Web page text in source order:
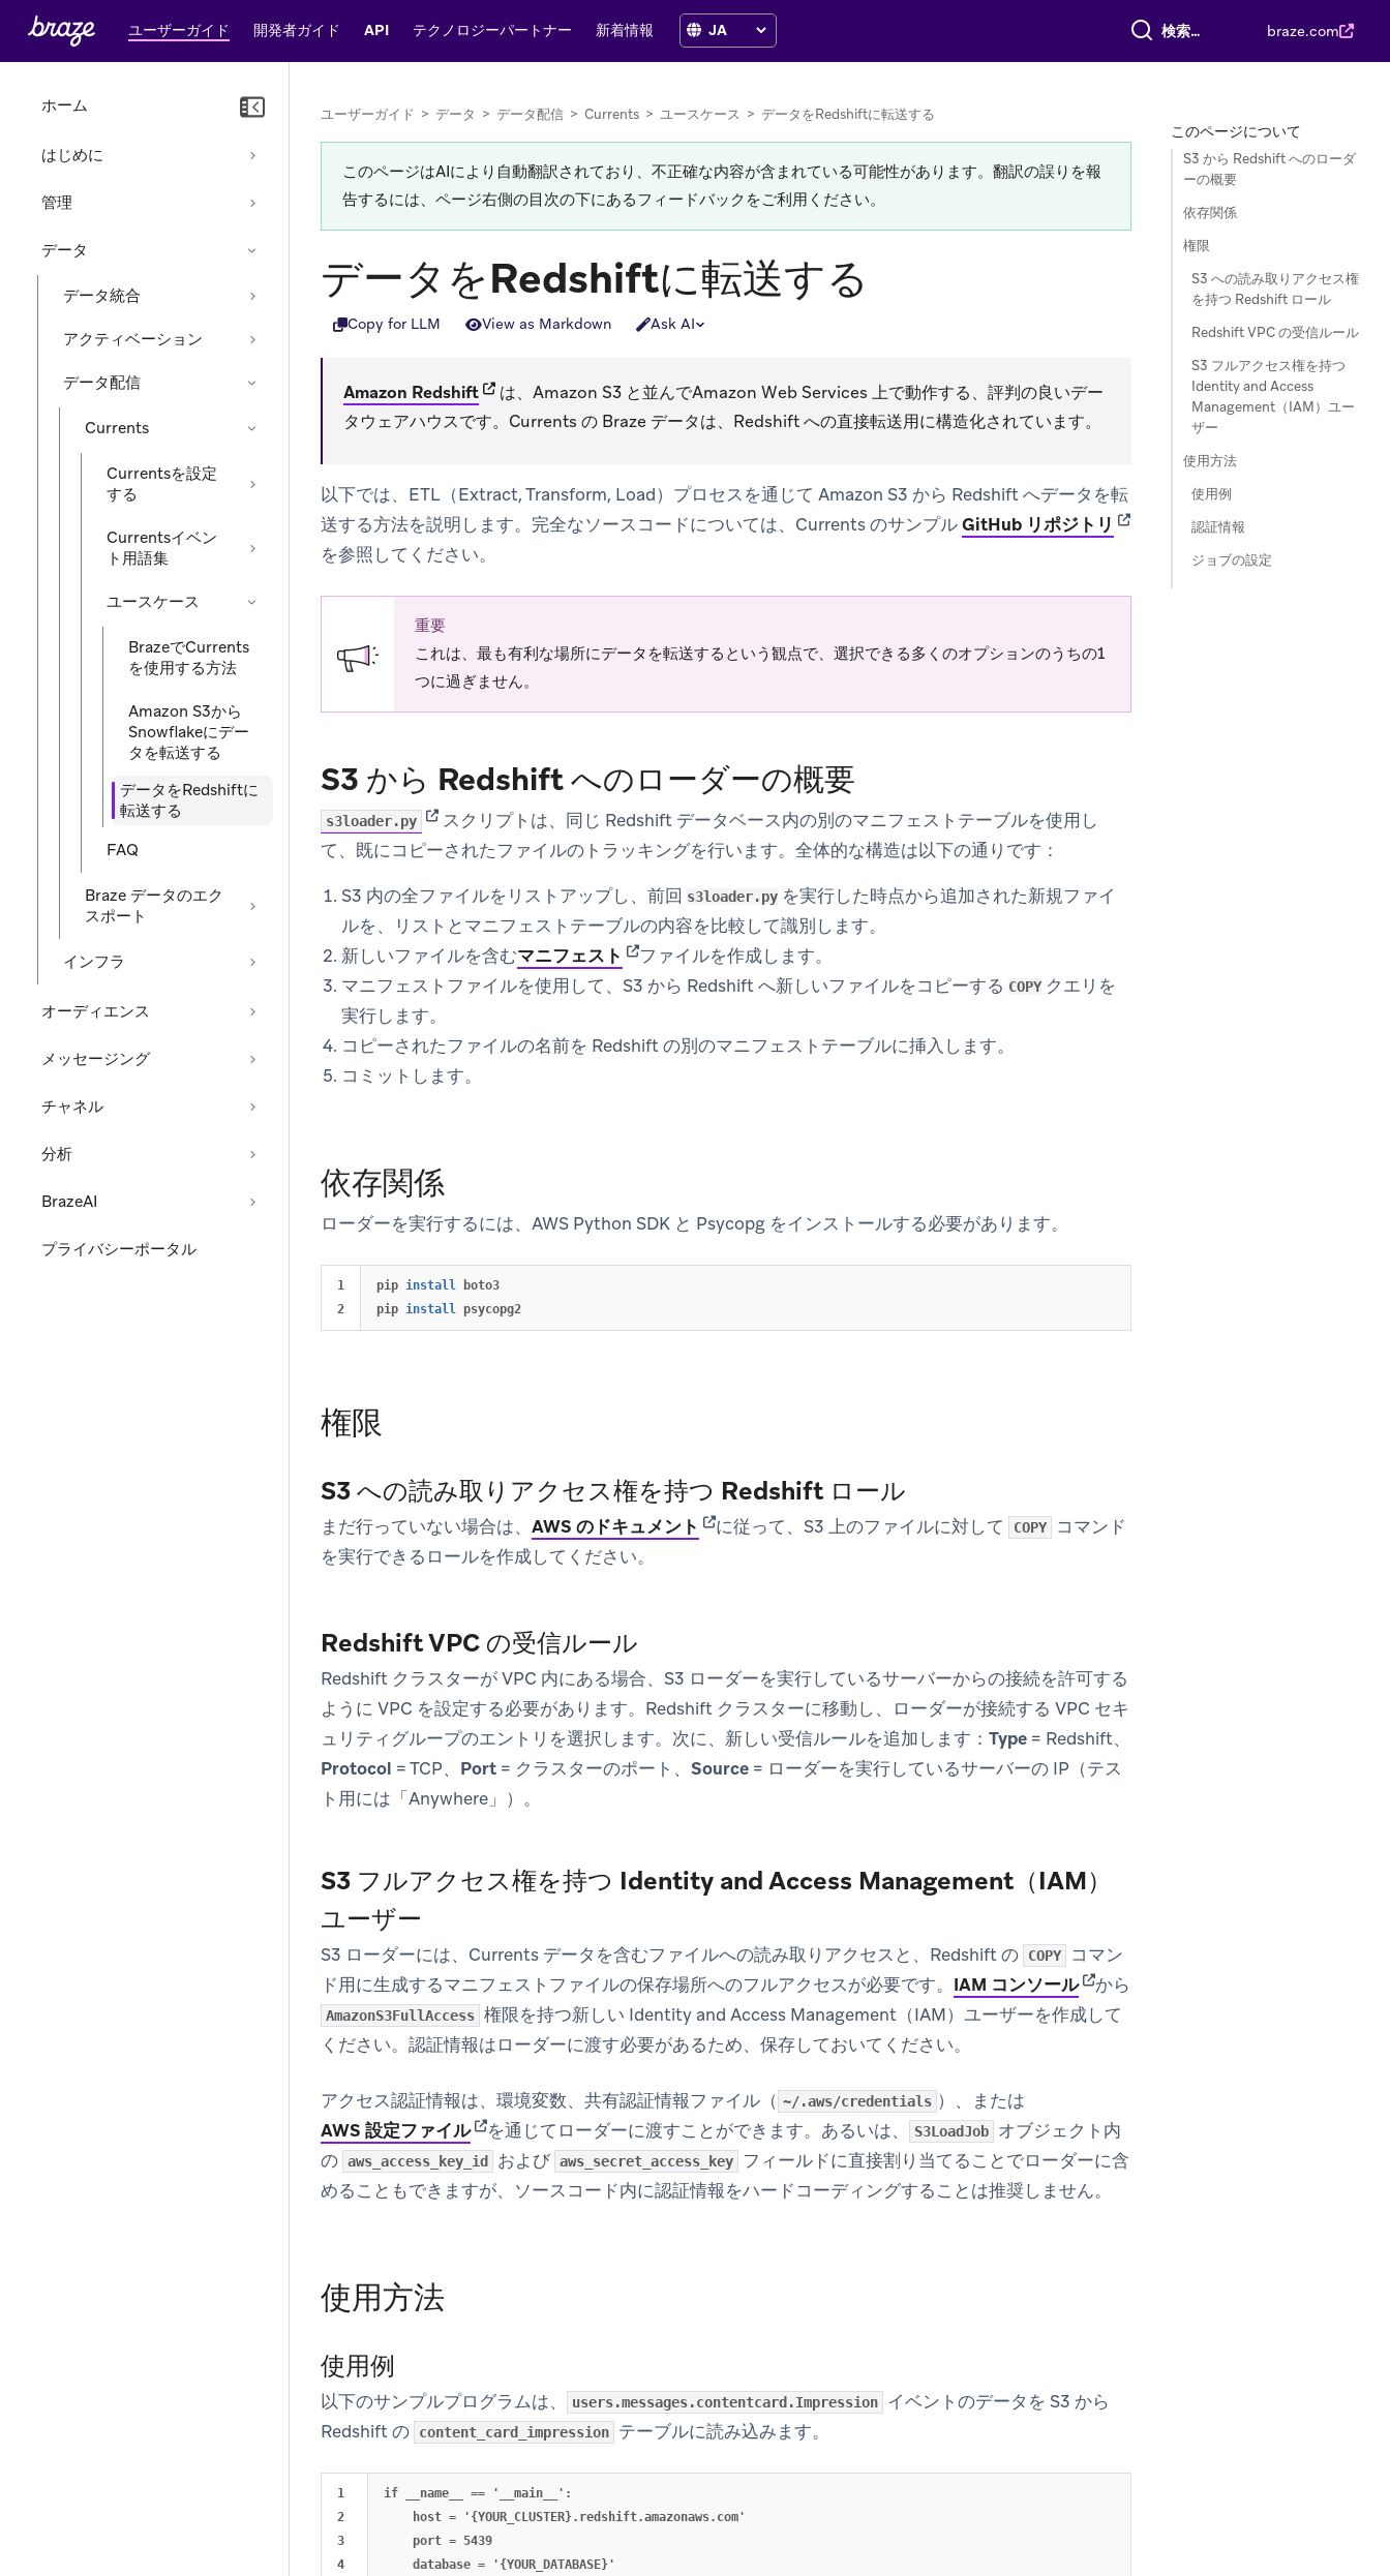
ユーザーガイド 開発者ガイド API テクノロジーパートナー 新着情報 すべて検索 braze.com
ホーム
はじめに
管理
データ
データ統合
アクティベーション
データ配信
Currents
Currentsを設定
する
Currentsイベン
ト用語集
ユースケース
BrazeでCurrents
を使用する方法
Amazon S3から
Snowflakeにデー
タを転送する
データをRedshiftに
転送する
FAQ
Braze データのエク
スポート
インフラ
オーディエンス
メッセージング
チャネル
分析
BrazeAI
プライバシーポータル
ユーザーガイド > データ > データ配信 > Currents > ユースケース > データをRedshiftに転送する
このページはAIにより自動翻訳されており、不正確な内容が含まれている可能性があります。翻訳の誤りを報
告するには、ページ右側の目次の下にあるフィードバックをご利用ください。
データをRedshiftに転送する
Copy for LLM View as Markdown Ask AI
Amazon Redshift(opens in new tab)
は、Amazon S3 と並んでAmazon Web Services 上で動作する、評判の良いデー
タウェアハウスです。Currents の Braze データは、Redshift への直接転送用に構造化されています。
以下では、ETL（Extract, Transform, Load）プロセスを通じて Amazon S3 から Redshift へデータを転
送する方法を説明します。完全なソースコードについては、Currents のサンプルGitHub リポジトリ (opens in new tab)
を参照してください。
重要
これは、最も有利な場所にデータを転送するという観点で、選択できる多くのオプションのうちの1
つに過ぎません。
S3 から Redshift へのローダーの概要
s3loader.py (opens in new tab)
スクリプトは、同じ Redshift データベース内の別のマニフェストテーブルを使用し
て、既にコピーされたファイルのトラッキングを行います。全体的な構造は以下の通りです：
S3 内の全ファイルをリストアップし、前回 s3loader.py を実行した時点から追加された新規ファイ
ルを、リストとマニフェストテーブルの内容を比較して識別します。
新しいファイルを含むマニフェスト (opens in new tab)
ファイルを作成します。
マニフェストファイルを使用して、S3 から Redshift へ新しいファイルをコピーする COPY クエリを
実行します。
コピーされたファイルの名前を Redshift の別のマニフェストテーブルに挿入します。
コミットします。
依存関係
ローダーを実行するには、AWS Python SDK と Psycopg をインストールする必要があります。
1
pip install
boto3
pip install
権限
S3 への読み取りアクセス権を持つ Redshift ロール
まだ行っていない場合は、 AWS のドキュメント (opens in new tab)
に従って、S3 上のファイルに対して COPY
コマンド
を実行できるロールを作成してください。
Redshift VPC の受信ルール
Redshift クラスターが VPC 内にある場合、S3 ローダーを実行しているサーバーからの接続を許可する
ように VPC を設定する必要があります。Redshift クラスターに移動し、ローダーが接続する VPC セキ
ュリティグループのエントリを選択します。次に、新しい受信ルールを追加します： Type = Redshift、
Protocol = TCP、 Port = クラスターのポート、 Source = ローダーを実行しているサーバーの IP（テス
ト用には「Anywhere」）。
S3 フルアクセス権を持つ Identity and Access Management（IAM）
ユーザー
S3 ローダーには、Currents データを含むファイルへの読み取りアクセスと、Redshift の COPY
コマン
ド用に生成するマニフェストファイルの保存場所へのフルアクセスが必要です。 IAM コンソール(opens in new tab)
から
AmazonS3FullAccess 権限を持つ新しい Identity and Access Management（IAM）ユーザーを作成して
ください。認証情報はローダーに渡す必要があるため、保存しておいてください。
アクセス認証情報は、環境変数、共有認証情報ファイル（ ~/.aws/credentials ）、または
AWS 設定ファイル(opens in new tab)
を通じてローダーに渡すことができます。あるいは、 S3LoadJob
オブジェクト内
の aws_access_key_id および aws_secret_access_key
フィールドに直接割り当てることでローダーに含
めることもできますが、ソースコード内に認証情報をハードコーディングすることは推奨しません。
使用方法
使用例
以下のサンプルプログラムは、 users.messages.contentcard.Impression
イベントのデータを S3 から
Redshift の
content_card_impression テーブルに読み込みます。
1
2
3
4
if __name__ == '__main__':
    host = '{YOUR_CLUSTER}.redshift.amazonaws.com'
    port = 5439
    database = '{YOUR_DATABASE}'
このページについて
S3 から Redshift へのローダ
ーの概要
依存関係
権限
S3 への読み取りアクセス権
を持つ Redshift ロール
Redshift VPC の受信ルール
S3 フルアクセス権を持つ
Identity and Access
Management（IAM）ユー
ザー
使用方法
使用例
認証情報
ジョブの設定